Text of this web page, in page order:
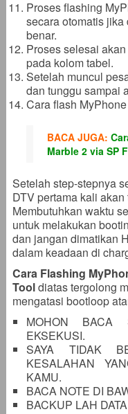
Proses flashing
secara otomatis
benar.
Proses selesai
pada kolom tabel.
Setelah muncul
dan tunggu sampai
Cara flash
BACA JUGA:
Marble 2 via SP
Setelah step-stepnya
DTV pertama kali
Membutuhkan waktu
untuk melakukan
dan jangan dimatikan
dalam keadaan di
Cara Flashing
Tooldiatas tergolong
mengatasi bootloop
MOHON BACA
EKSEKUSI.
SAYA TIDAK
KESALAHAN
KAMU.
BACA NOTE DI
BACKUP LAH